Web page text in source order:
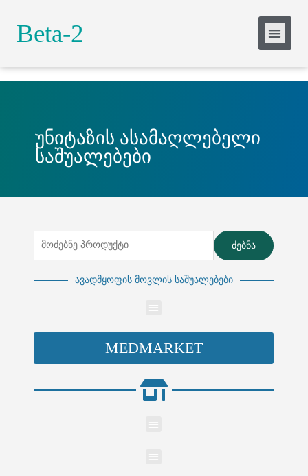
Beta-2
adipiscing elit. Ut elit tellus, luctus nec
ullamcorper mattis, pulvinar dapibus leo.
უნიტაზის ასამაღლებელი
საშუალებები
ძებნა
ავადმყოფის მოვლის საშუალებები
MEDMARKET